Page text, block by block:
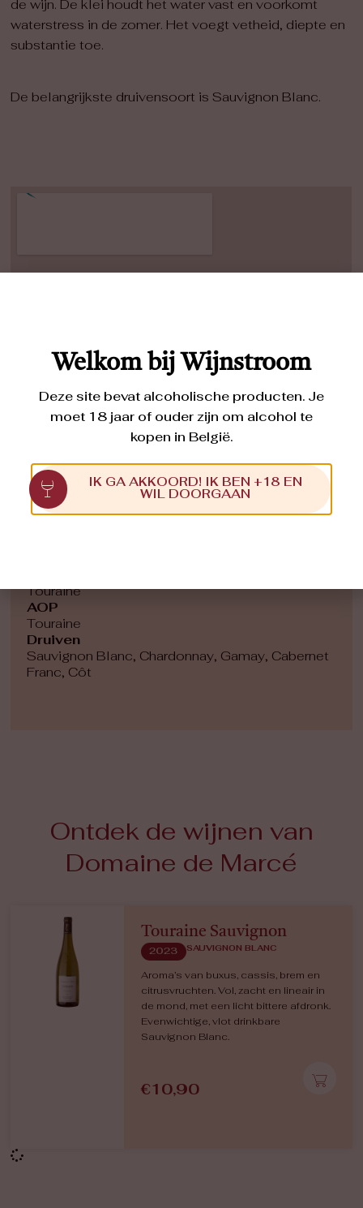
de wijn. De klei houdt het water vast en voorkomt
waterstress in de zomer. Het voegt vetheid, diepte en
substantie toe.
De belangrijkste druivensoort is Sauvignon Blanc.
Touraine
AOP
Touraine
Druiven
Sauvignon Blanc, Chardonnay, Gamay, Cabernet
Franc, Côt
Ontdek de wijnen van
Domaine de Marcé
Touraine Sauvignon
2023 SAUVIGNON BLANC
Aroma’s van buxus, cassis, brem en
citrusvruchten. Vol, zacht en lineair in
de mond, met een licht bittere afdronk.
Evenwichtige, vlot drinkbare
Sauvignon Blanc.
€10,90
Welkom bij Wijnstroom
Deze site bevat alcoholische producten. Je
moet 18 jaar of ouder zijn om alcohol te
kopen in België.
IK GA AKKOORD! IK BEN +18 EN
WIL DOORGAAN